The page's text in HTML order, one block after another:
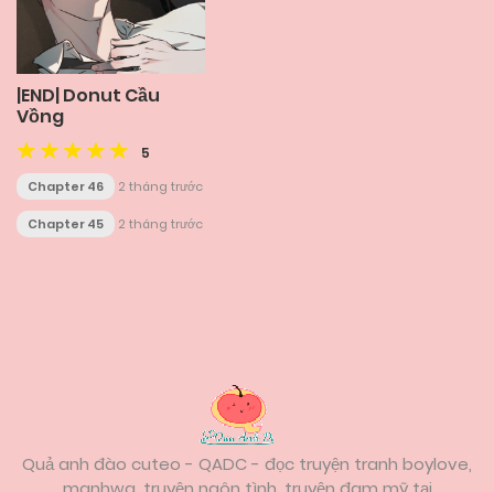
|END| Donut Cầu
Vồng
5
Chapter 46 2 tháng trước
Chapter 45 2 tháng trước
Quả anh đào cuteo - QADC - đọc truyện tranh boylove,